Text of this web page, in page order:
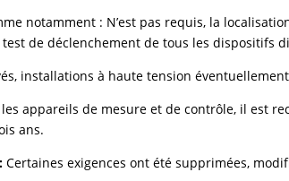
notamment : N’est pas requis, la
de déclenchement de tous les
installations à haute tension éventuellement
les appareils de mesure et de contrôle, il est
ans.
Certaines exigences ont été supprimées,